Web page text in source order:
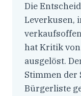
Die
Leverkusen,
hat Kritik
ausgelöst.
Stimmen der
Bürgerliste